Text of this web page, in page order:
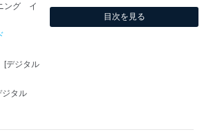
ング イ
[デジタル
ジタル
目次を見る